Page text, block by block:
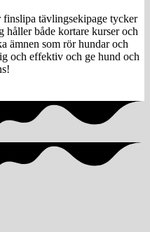
tävlingsekipage tycker
håller både kortare kurser och
ämnen som rör hundar och
och effektiv och ge hund och